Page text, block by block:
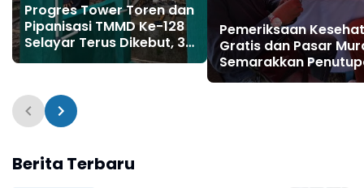
Progres Tower Toren dan
Pipanisasi TMMD Ke-128
Selayar Terus Dikebut, 3
Titik Rampung 100 Persen
Pemeriksaan
Gratis dan Pasar
Semarakkan
TMMD Ke-128 Kodim
Berita Terbaru